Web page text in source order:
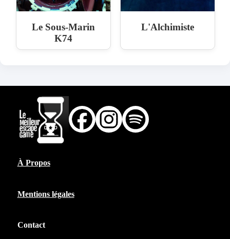
Le Sous-Marin
K74
L'Alchimiste
À Propos
Mentions légales
Contact